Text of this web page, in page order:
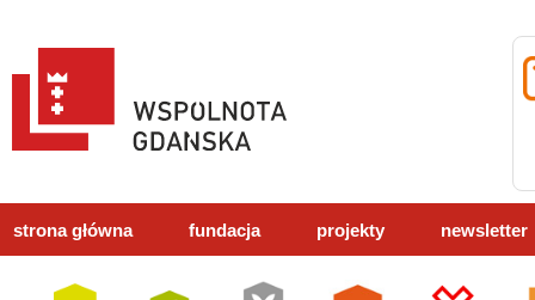
strona główna fundacja projekty newsletter